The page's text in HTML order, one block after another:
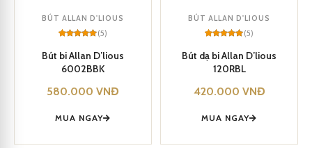
BÚT ALLAN D'LIOUS
out of 5
based on
customer
(5)
Bút bi Allan D’lious
6002BBK
580.000 VNĐ
MUA NGAY
BÚT ALLAN D'LIOUS
out of 5
based on
customer
(5)
Bút dạ bi Allan D’lious
120RBL
420.000 VNĐ
MUA NGAY